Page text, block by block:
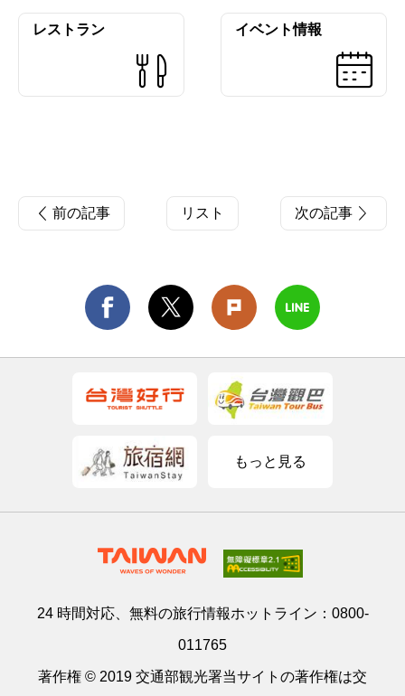
レストラン イベント情報
前の記事 リスト 次の記事
もっと見る
24 時間対応、無料の旅行情報ホットライン： 0800-
011765
著作権 © 2019 交通部観光署当サイトの著作権は交